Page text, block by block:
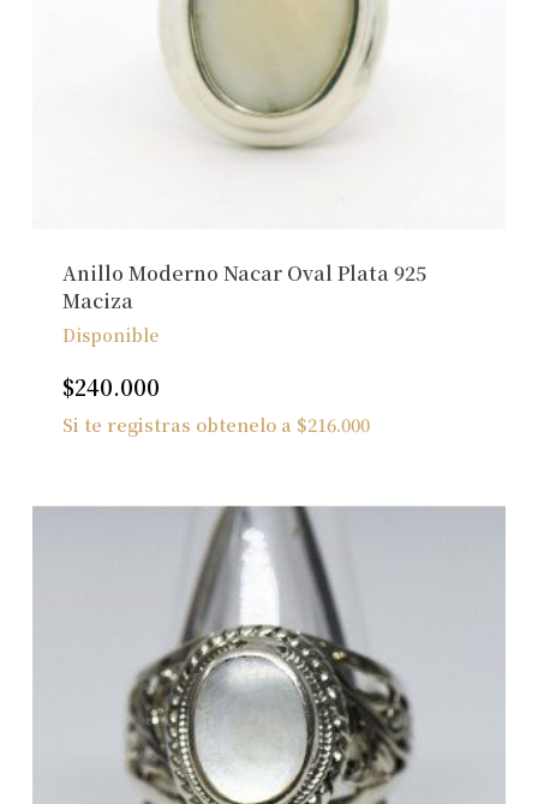
Anillo Moderno Nacar Oval Plata 925
Maciza
Disponible
$240.000
Si te registras obtenelo a $216.000